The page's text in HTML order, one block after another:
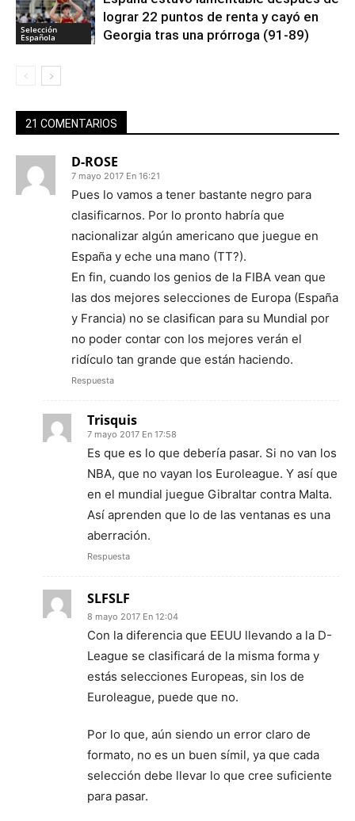
Selección
Española
lograr 22 puntos de renta y cayó en
Georgia tras una prórroga (91-89)
21 COMENTARIOS
D-ROSE
7 mayo 2017 En 16:21
Pues lo vamos a tener bastante negro para
clasificarnos. Por lo pronto habría que
nacionalizar algún americano que juegue en
España y eche una mano (TT?).
En fin, cuando los genios de la FIBA vean que
las dos mejores selecciones de Europa (España
y Francia) no se clasifican para su Mundial por
no poder contar con los mejores verán el
ridículo tan grande que están haciendo.
Respuesta
Trisquis
7 mayo 2017 En 17:58
Es que es lo que debería pasar. Si no van los
NBA, que no vayan los Euroleague. Y así que
en el mundial juegue Gibraltar contra Malta.
Así aprenden que lo de las ventanas es una
aberración.
Respuesta
SLFSLF
8 mayo 2017 En 12:04
Con la diferencia que EEUU llevando a la D-
League se clasificará de la misma forma y
estás selecciones Europeas, sin los de
Euroleague, puede que no.
Por lo que, aún siendo un error claro de
formato, no es un buen símil, ya que cada
selección debe llevar lo que cree suficiente
para pasar.